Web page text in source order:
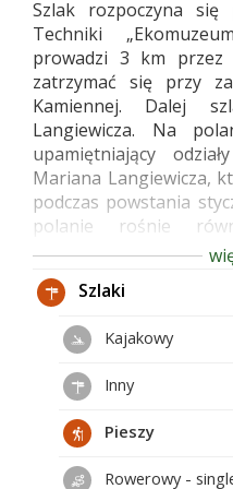
Szlak rozpoczyna
Techniki
prowadzi 3 km przez
zatrzymać się przy
Kamiennej. Dalej
Langiewicza. Na
upamiętniający
Mariana Langiewicza,
podczas powstania
polanie rośnie
pospolita.
Szlak czarny biegnie
na odcinku Polana
ale omija polanę na
szlak pokrywa się
Krzyżową. Na tym
malownicze jary,
Lubianki. Na trasie
Żołnierzy AK:
Mariana Cieśli ps.
Szlaki
Kajakowy
Inny
Pieszy
Rowerowy -